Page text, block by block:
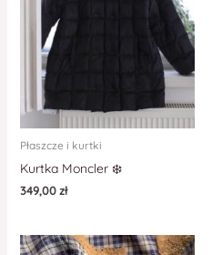
Płaszcze i kurtki
Kurtka Moncler ❄️
349,00zł